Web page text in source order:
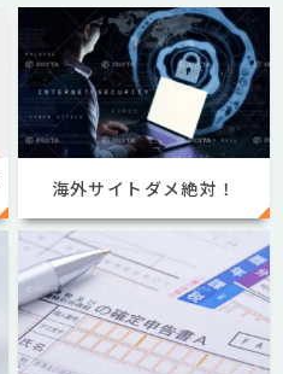
海外サイトダメ絶対！